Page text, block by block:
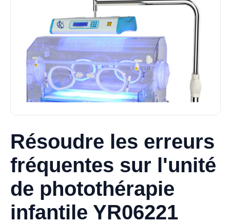
Résoudre les erreurs
fréquentes sur l'unité
de photothérapie
infantile YR06221